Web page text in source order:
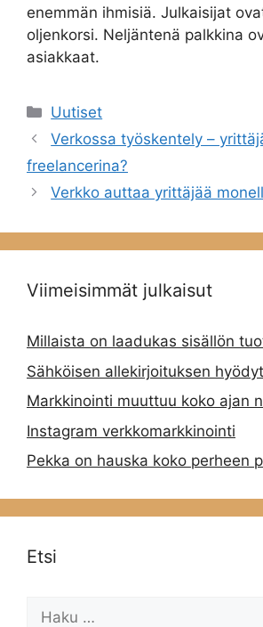
enemmän ihmisiä. Julkaisijat
oljenkorsi. Neljäntenä palkkina
asiakkaat.
Kategoriat
Uutiset
Verkossa työskentely –
freelancerina?
Verkko auttaa yrittäjää
Viimeisimmät julkaisut
Millaista on laadukas sisällön
Sähköisen allekirjoituksen hyödyt
Markkinointi muuttuu koko ajan
Instagram verkkomarkkinointi
Pekka on hauska koko perheen
Etsi
Haku: